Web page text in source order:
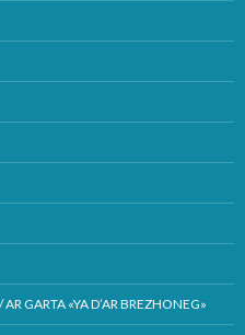
GARTA «YA D’AR BREZHONEG»